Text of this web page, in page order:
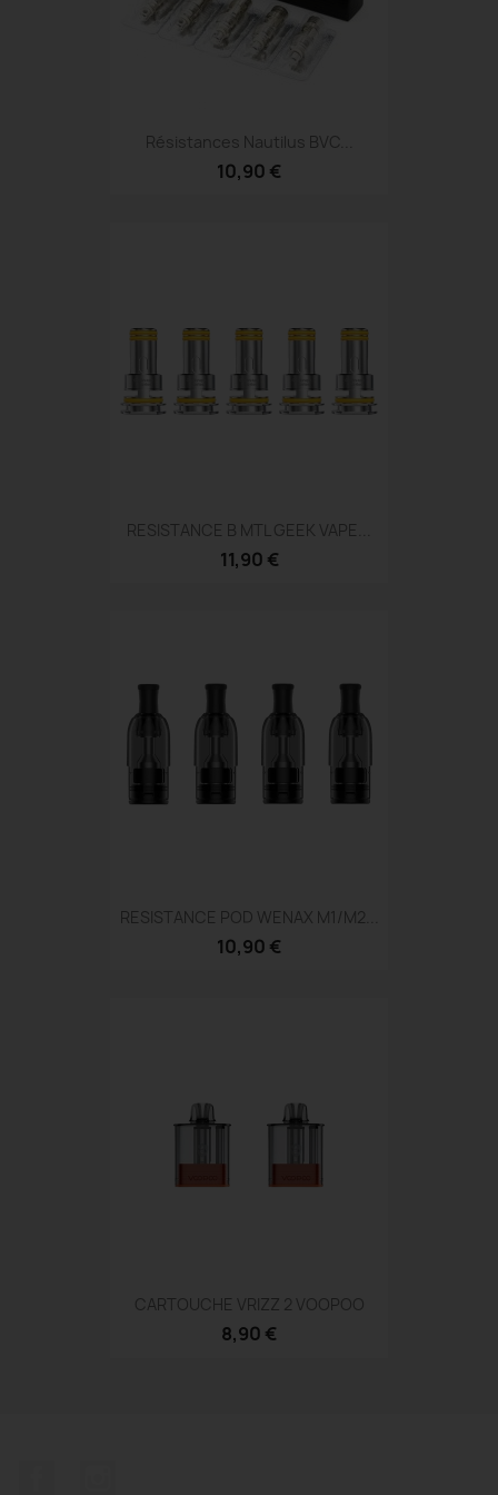
Résistances Nautilus BVC...
10,90 €
RESISTANCE B MTL GEEK VAPE...
11,90 €
RESISTANCE POD WENAX M1/M2...
10,90 €
CARTOUCHE VRIZZ 2 VOOPOO
8,90 €